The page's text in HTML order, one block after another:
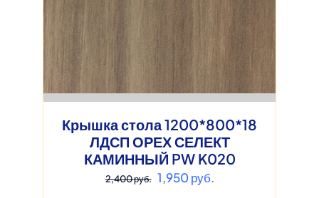
Крышка стола 1200*800*18
ЛДСП ОРЕХ СЕЛЕКТ
КАМИННЫЙ PW K020
2,400руб. Первоначальная
1,950руб.Текущая